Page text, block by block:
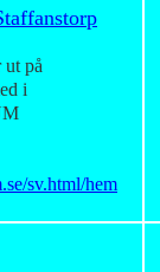
ut på
i
sv.html/hem